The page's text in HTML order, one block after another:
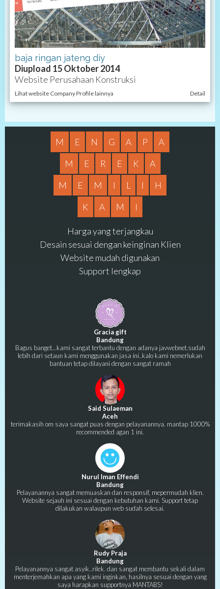
baja ringan jateng diy
Diupload 15 Oktober 2014
Website Perusahaan Konstruksi
Lihat website Company Profile lainnya Detail
M E N G A P
A
M
E R E K
A
M
E M I L I
H
K
A M I
Harga yang terjangkau
Desain sesuai dengan keinginan Klien
Website mudah digunakan
Support lengkap
Gracia gift
Bandung
Bagus banget...kami sangat terbantu dengan adanya javwebnet.sudah
lebih dari setaun kami menggunakan jasa ini..kalo kami nemerlukan
bantuan tetap dilayani dengan sangat ramah
Said Sulaeman
Aceh
terimakasih om saya sangat puas dengan pelayanannya. mantap 1000%
recommended agan 1 ini.
Nurul Iman Effendi
Bandung
Pelayanannya sangat memuaskan dan responsif, mepermudah klien.
Website sejauh ini sesuai dengan kebutuhan kami. Support tetap
dilakukan walaupun web sudah selesai.
Rudy Praja
Bandung
Pelayanannya sangat asyik..rilek. dan sangat membantu sekali dalam
menterjemahkan apa yang kami inginkan, hasilnya sesuai dengan yang
saya harapkan supportnya MANTABS!